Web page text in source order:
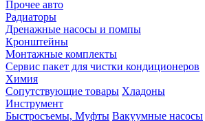
Прочее авто
Радиаторы
Дренажные насосы и помпы
Кронштейны
Монтажные комплекты
Сервис пакет для чистки кондиционеров
Химия
Сопутствующие товары Хладоны
Инструмент
Быстросъемы, Муфты Вакуумные насосы